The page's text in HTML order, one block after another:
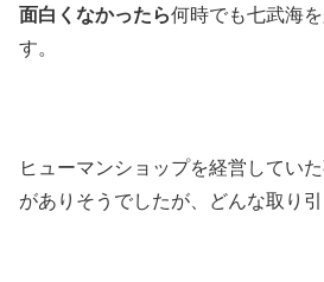
面白くなかったら何時でも七武海
す。
ヒューマンショップを経営してい
がありそうでしたが、どんな取り引